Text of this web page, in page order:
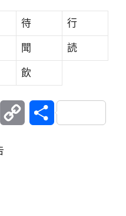
待 行
聞 読
飲
分